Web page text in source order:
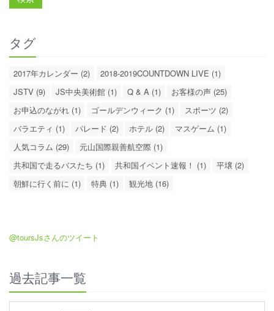
タグ
2017年カレンダー (2)
2018-2019COUNTDOWN LIVE (1)
JSTV (9)
JS中央美術館 (1) Q & A (1)
お客様の声 (25)
お申込のながれ (1)
ゴールデンウィーク (1)
スポーツ (2)
バラエティ (1)
パレード (2) ホテル (2)
マスゲーム (1)
人気コラム (29)
元山国際親善航空際 (1)
共和国で走るバスたち (1)
共和国イベント速報！ (1)
平壌 (2)
朝鮮に行く前に (1)
特典 (1) 観光地 (16)
@toursJsさんのツイート
過去記事一覧